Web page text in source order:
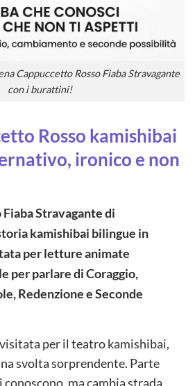
Cappuccetto Rosso Fiaba Stravagante
con i burattini!
Rosso kamishibai
ironico e non
Stravagante di
kamishibai bilingue in
per letture animate
per parlare di Coraggio,
Redenzione e Seconde
per il teatro kamishibai,
svolta sorprendente. Parte
ma cambia strada